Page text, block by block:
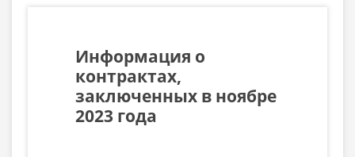
Информация о
контрактах,
заключенных в ноябре
2023 года